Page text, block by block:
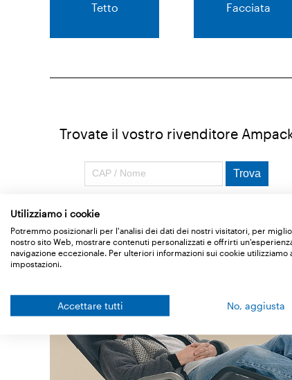
Tetto Facciata
Trovate il vostro rivenditore
Utilizziamo i cookie
Potremmo posizionarli per l'analisi dei dati dei nostri visitatori, per
nostro sito Web, mostrare contenuti personalizzati e offrirti
navigazione eccezionale. Per ulteriori informazioni sui cookie utilizziamo
impostazioni.
Accettare tutti No, aggiusta